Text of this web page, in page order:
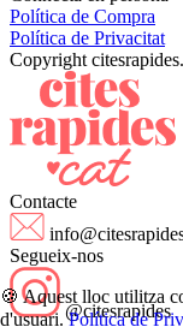
Política de Compra
Política de Privacitat
Copyright
Contacte
Segueix-nos
@citesrapides
🍪 Aquest lloc utilitza
d'usuari.Política de